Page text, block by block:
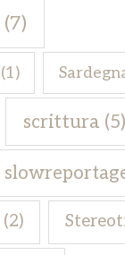
(7)
(1)
scrittura (5)
(2)